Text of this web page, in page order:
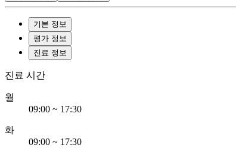
기본 정보
평가 정보
진료 정보
진료 시간
월
09:00 ~ 17:30
화
09:00 ~ 17:30